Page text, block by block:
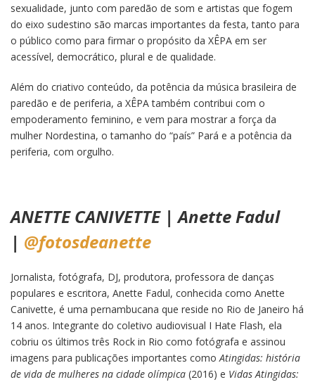
sexualidade, junto com paredão de som e artistas que fogem
do eixo sudestino são marcas importantes da festa, tanto para
o público como para firmar o propósito da XÊPA em ser
acessível, democrático, plural e de qualidade.
Além do criativo conteúdo, da potência da música brasileira de
paredão e de periferia, a XÊPA também contribui com o
empoderamento feminino, e vem para mostrar a força da
mulher Nordestina, o tamanho do “país” Pará e a potência da
periferia, com orgulho.
ANETTE CANIVETTE | Anette Fadul
| @fotosdeanette
Jornalista, fotógrafa, DJ, produtora, professora de danças
populares e escritora, Anette Fadul, conhecida como Anette
Canivette, é uma pernambucana que reside no Rio de Janeiro há
14 anos. Integrante do coletivo audiovisual I Hate Flash, ela
cobriu os últimos três Rock in Rio como fotógrafa e assinou
imagens para publicações importantes como Atingidas: história
de vida de mulheres na cidade olímpica (2016) e Vidas Atingidas: